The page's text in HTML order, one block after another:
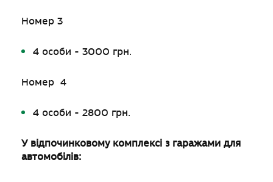
Номер 3
4 особи - 3000 грн.
Номер 4
4 особи - 2800 грн.
У відпочинковому комплексі з гаражами для
автомобілів: